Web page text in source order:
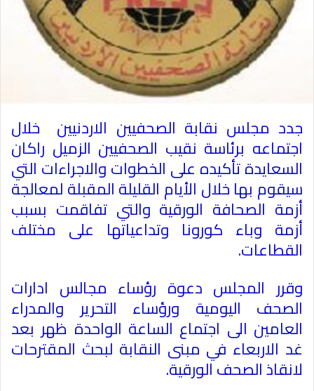
جدد مجلس نقابة الصحفيين الاردنيين خلال
اجتماعه برئاسة نقيب الصحفيين الزميل راكان
السعايدة تأكيده على الخطوات والاجراءات التي
سيقوم بها خلال الأيام القليلة المقبلة لمعالجة
أزمة الصحافة الورقية والتي تفاقمت بسبب
أزمة وباء كورونا وتداعياتها على مختلف
القطاعات.
وقرر المجلس دعوة رؤساء مجالس ادارات
الصحف اليومية ورؤساء التحرير والمدراء
العامين الى اجتماع الساعة الواحدة ظهر بعد
غد الاربعاء في مبنى النقابة لبحث المقترحات
لانقاذ الصحف الورقية.